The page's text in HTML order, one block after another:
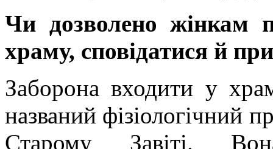
Чи дозволено жінкам
храму, сповідатися й
Заборона входити у
названий фізіологічний
Старому Завіті.